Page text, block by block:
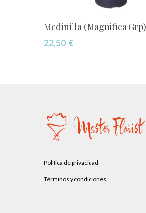
Añadir Al Carrito
Medinilla (Magnifica Grp)
22,50 €
Política de privacidad
Términos y condiciones